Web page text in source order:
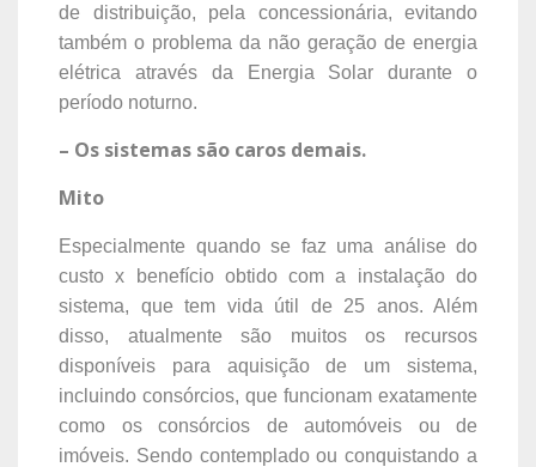
de distribuição, pela concessionária, evitando
também o problema da não geração de energia
elétrica através da Energia Solar durante o
período noturno.
– Os sistemas são caros demais.
Mito
Especialmente quando se faz uma análise do
custo x benefício obtido com a instalação do
sistema, que tem vida útil de 25 anos. Além
disso, atualmente são muitos os recursos
disponíveis para aquisição de um sistema,
incluindo consórcios, que funcionam exatamente
como os consórcios de automóveis ou de
imóveis. Sendo contemplado ou conquistando a